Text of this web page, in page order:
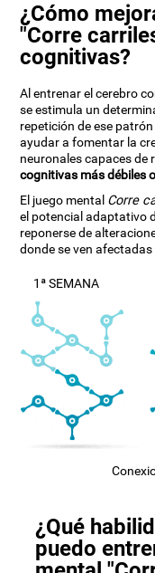
¿Cómo
"Corre
cognitivas?
Al entrenar el cerebro
se estimula un
repetición de ese
ayudar a fomentar la
neuronales capaces de
cognitivas más débiles
El juego mental Corre
el potencial adaptativo
reponerse de
donde se ven
1ª SEMANA
¿Qué
puedo